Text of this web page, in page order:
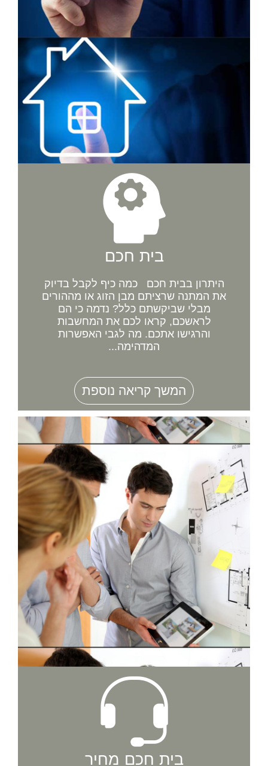
בית חכם
היתרון בבית חכם כמה כיף לקבל בדיוק
את המתנה שרציתם מבן הזוג או מההורים
מבלי שביקשתם כלל? נדמה כי הם
לראשכם, קראו לכם את המחשבות
והרגישו אתכם. מה לגבי האפשרות
המדהימה...
המשך קריאה נוספת
בית חכם מחיר